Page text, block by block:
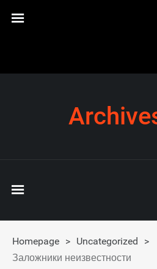
Homepage > Uncategorized
>
Заложники неизвестности